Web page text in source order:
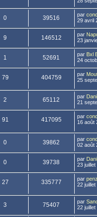
0 39516 par
29 avril
9 146512 par
23
1 52691 par Bxl
24
79 404759 par
25
2 65112 par
21
91 417095 par
16 août
0 39862 par
02 août
0 39738 par
23
27 335777 par penz
22
3 75407 par
22 juillet